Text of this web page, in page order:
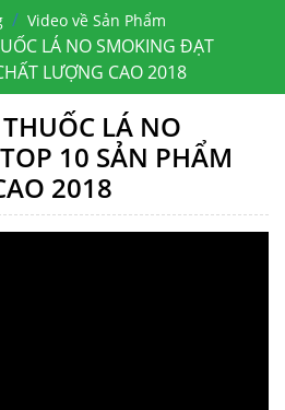
Video về Sản Phẩm
LÁ NO SMOKING ĐẠT
LƯỢNG CAO 2018
LÁ NO
10 SẢN PHẨM
2018